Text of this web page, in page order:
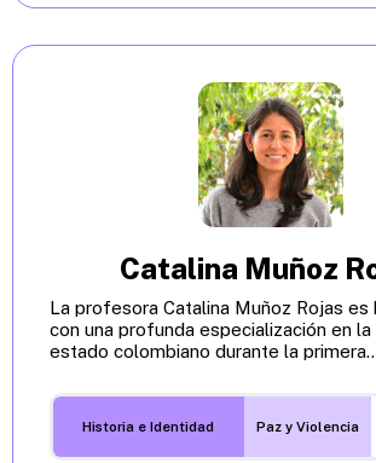
Catalina Muñoz
La profesora Catalina Muñoz Rojas es
con una profunda especialización en
estado colombiano durante la
Historia e Identidad Paz y Violencia